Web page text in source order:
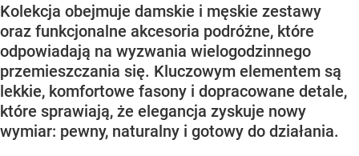
Kolekcja obejmuje damskie i męskie zestawy
oraz funkcjonalne akcesoria podróżne, które
odpowiadają na wyzwania wielogodzinnego
przemieszczania się. Kluczowym elementem są
lekkie, komfortowe fasony i dopracowane detale,
które sprawiają, że elegancja zyskuje nowy
wymiar: pewny, naturalny i gotowy do działania.